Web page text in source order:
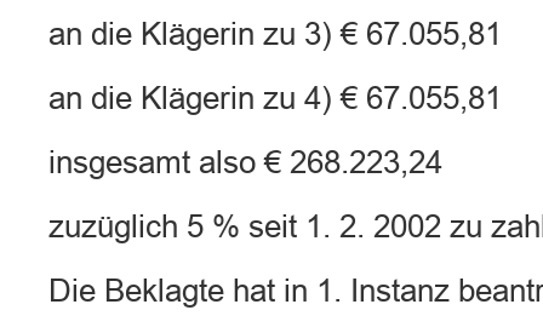
an die Klägerin zu 3) € 67.055,81
an die Klägerin zu 4) € 67.055,81
insgesamt also € 268.223,24
zuzüglich 5 % seit 1. 2. 2002 zu
Die Beklagte hat in 1. Instanz